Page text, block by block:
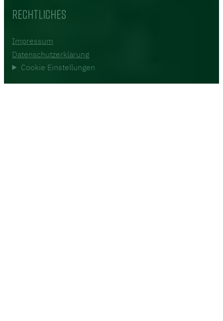
Rechtliches
Impressum
Datenschutzerklärung
Cookie Einstellungen